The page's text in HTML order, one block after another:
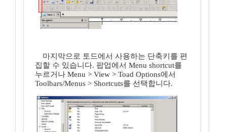
마지막으로 토드에서 사용하는 단축키를 편
집할 수 있습니다. 팝업에서 Menu shortcut를
누르거나 Menu > View > Toad Options에서
Toolbars/Menus > Shortcuts를 선택합니다.